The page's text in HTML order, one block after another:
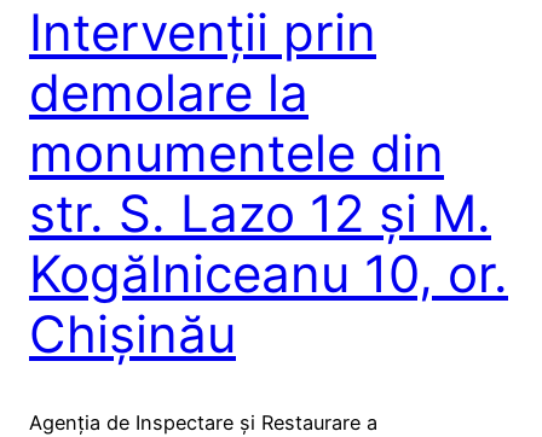
Intervenții prin
demolare la
monumentele din
str. S. Lazo 12 și M.
Kogălniceanu 10, or.
Chișinău
Agenția de Inspectare și Restaurare a